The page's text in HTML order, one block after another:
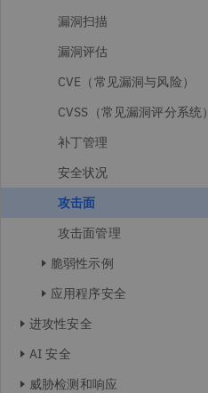
漏洞扫描
漏洞评估
CVE（常见漏洞与风险）
CVSS（常见漏洞评分系统）
补丁管理
安全状况
攻击面
攻击面管理
脆弱性示例
应用程序安全
进攻性安全
AI 安全
威胁检测和响应